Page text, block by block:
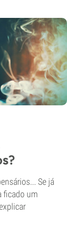
Se já
ficado um